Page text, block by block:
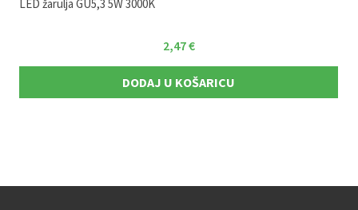
LED žarulja GU5,3 5W 3000K
2,47€
DODAJ U KOŠARICU